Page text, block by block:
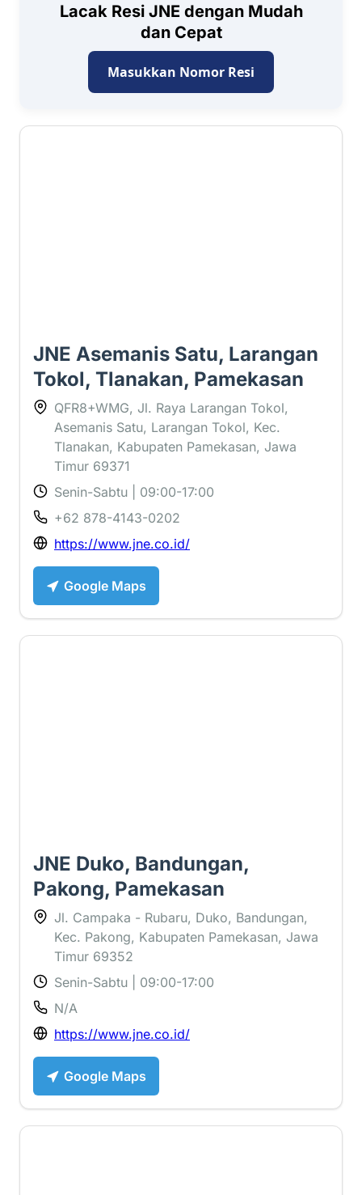
Lacak Resi JNE dengan Mudah
dan Cepat
Masukkan Nomor Resi
JNE Asemanis Satu, Larangan
Tokol, Tlanakan, Pamekasan
QFR8+WMG, Jl. Raya Larangan Tokol,
Asemanis Satu, Larangan Tokol, Kec.
Tlanakan, Kabupaten Pamekasan, Jawa
Timur 69371
Senin-Sabtu | 09:00-17:00
+62 878-4143-0202
https://www.jne.co.id/
Google Maps
JNE Duko, Bandungan,
Pakong, Pamekasan
Jl. Campaka - Rubaru, Duko, Bandungan,
Kec. Pakong, Kabupaten Pamekasan, Jawa
Timur 69352
Senin-Sabtu | 09:00-17:00
N/A
https://www.jne.co.id/
Google Maps